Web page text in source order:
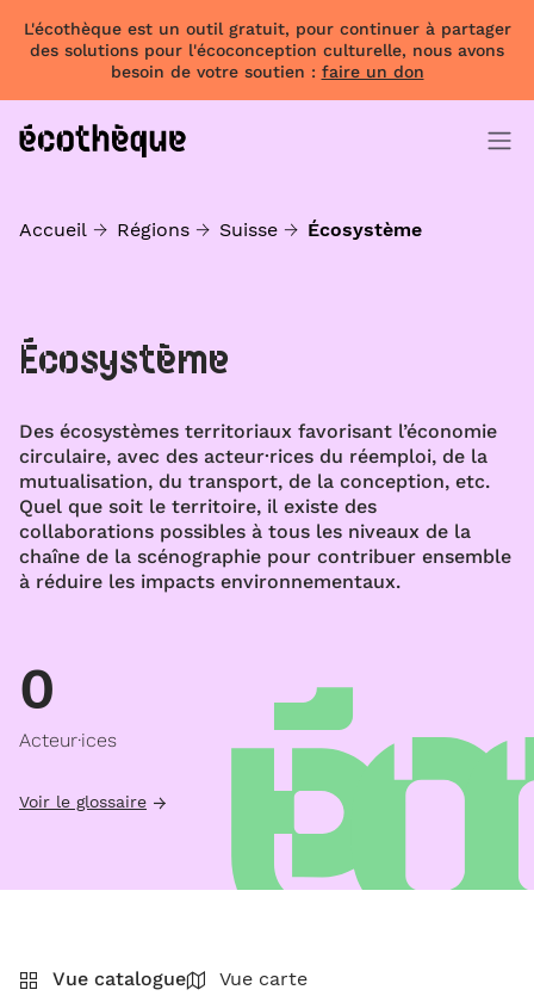
L'écothèque est un outil gratuit, pour continuer à partager
des solutions pour l'écoconception culturelle, nous avons
besoin de votre soutien : faire un don
Accueil Régions Suisse Écosystème
Écosystème
Des écosystèmes territoriaux favorisant l’économie
circulaire, avec des acteur·rices du réemploi, de la
mutualisation, du transport, de la conception, etc.
Quel que soit le territoire, il existe des
collaborations possibles à tous les niveaux de la
chaîne de la scénographie pour contribuer ensemble
à réduire les impacts environnementaux.
0
Acteur·ices
Voir le glossaire
Vue catalogue
Vue carte